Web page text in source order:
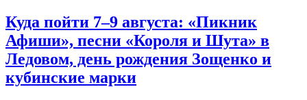
Куда пойти 7–9 августа: «Пикник
Афиши», песни «Короля и Шута» в
Ледовом, день рождения Зощенко и
кубинские марки